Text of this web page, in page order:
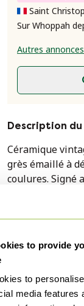
to provide
to
media features
Saint
Sur Whoppah
Autres
Description
Céramique
grès émaillé à
coulures. Signé
referai une
des coulures
pièce de toute
feng shui,
de défauts à
Couleurs
Matériau